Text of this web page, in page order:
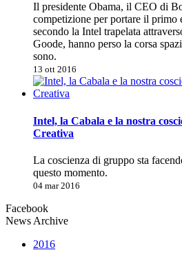
Il presidente Obama, il CEO di
competizione per portare il primo
secondo la Intel trapelata
Goode, hanno perso la corsa
sono.
13 ott 2016
Intel, la Cabala e la nostra
Creativa
La coscienza di gruppo sta
questo momento.
04 mar 2016
Facebook
News Archive
2016